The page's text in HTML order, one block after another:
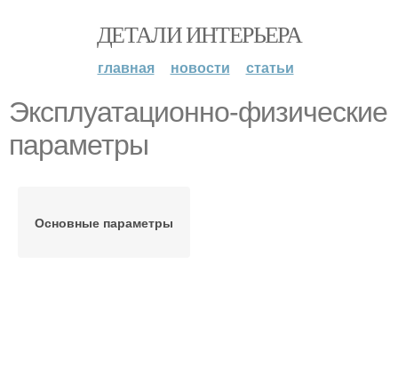
ДЕТАЛИ ИНТЕРЬЕРА
главная новости статьи
Эксплуатационно-физические
параметры
Основные параметры